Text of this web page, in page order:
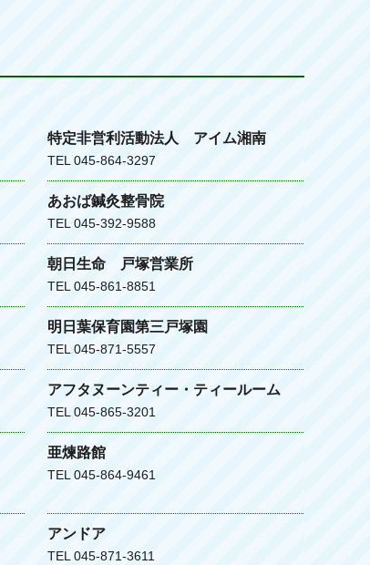
特定非営利活動法人 アイム湘南
TEL 045-864-3297
あおば鍼灸整骨院
TEL 045-392-9588
朝日生命 戸塚営業所
TEL 045-861-8851
明日葉保育園第三戸塚園
TEL 045-871-5557
アフタヌーンティー・ティールーム
TEL 045-865-3201
亜煉路館
TEL 045-864-9461
アンドア
TEL 045-871-3611